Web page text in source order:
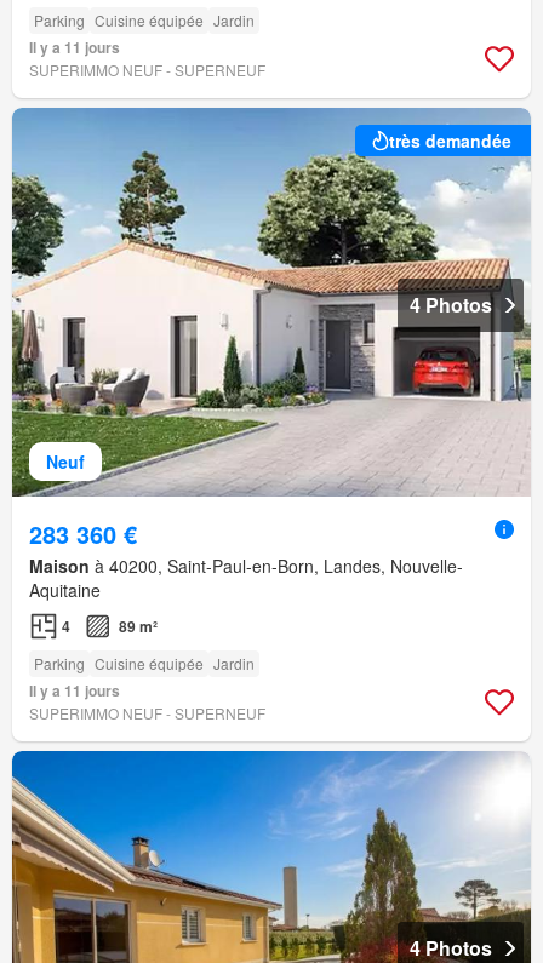
Parking Cuisine équipée Jardin
Il y a 11 jours
SUPERIMMO NEUF - SUPERNEUF
Neuf
très demandée
4 Photos
283 360 €
Maison à 40200, Saint-Paul-en-Born, Landes, Nouvelle-
Aquitaine
4 89 m²
Parking Cuisine équipée Jardin
Il y a 11 jours
SUPERIMMO NEUF - SUPERNEUF
4 Photos